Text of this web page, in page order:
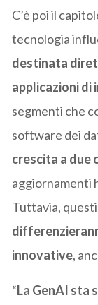
C’è poi il
tecnologia
destinata
applicazioni
segmenti che
software dei
crescita a due
aggiornamenti
Tuttavia,
innovative,
“La GenAI sta